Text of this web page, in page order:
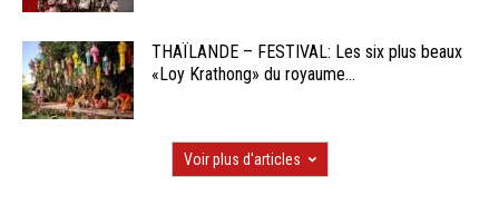
THAÏLANDE – FESTIVAL: Les six plus beaux
«Loy Krathong» du royaume...
Voir plus d'articles